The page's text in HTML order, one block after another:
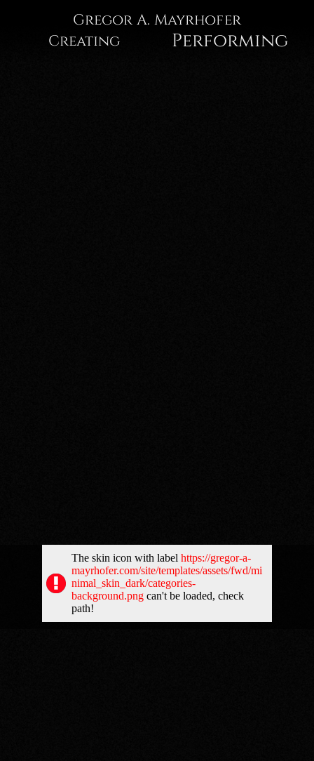
Creating
Gregor A. Mayrhofer
Performing